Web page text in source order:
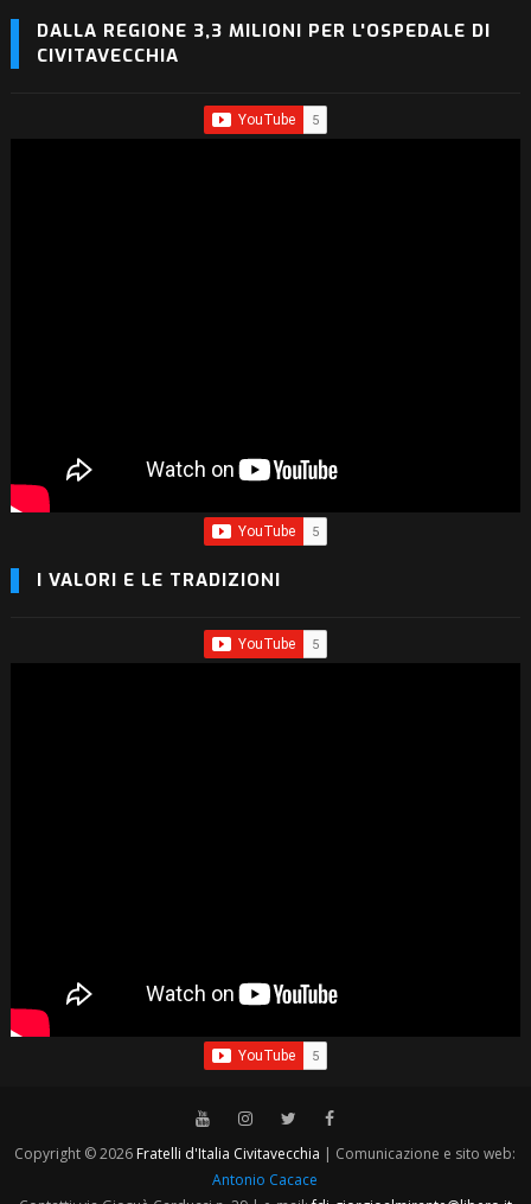
DALLA REGIONE 3,3 MILIONI PER L'OSPEDALE DI
CIVITAVECCHIA
I VALORI E LE TRADIZIONI
Copyright © 2026 Fratelli d'Italia Civitavecchia | Comunicazione e sito web:
Antonio Cacace